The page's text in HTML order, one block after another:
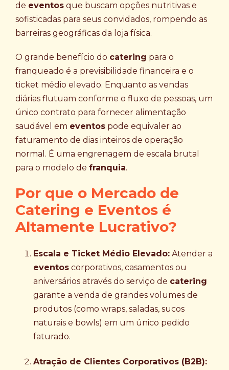
de eventos que buscam opções nutritivas e
sofisticadas para seus convidados, rompendo as
barreiras geográficas da loja física.
O grande benefício do catering para o
franqueado é a previsibilidade financeira e o
ticket médio elevado. Enquanto as vendas
diárias flutuam conforme o fluxo de pessoas, um
único contrato para fornecer alimentação
saudável em eventos pode equivaler ao
faturamento de dias inteiros de operação
normal. É uma engrenagem de escala brutal
para o modelo de franquia.
Por que o Mercado de
Catering e Eventos é
Altamente Lucrativo?
Escala e Ticket Médio Elevado: Atender a
eventos corporativos, casamentos ou
aniversários através do serviço de catering
garante a venda de grandes volumes de
produtos (como wraps, saladas, sucos
naturais e bowls) em um único pedido
faturado.
Atração de Clientes Corporativos (B2B):